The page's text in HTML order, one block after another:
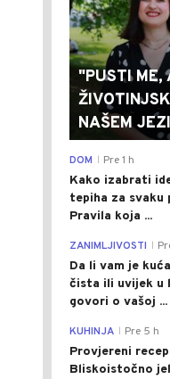
"PUSTI ME,
NAŠEM
DOM Pre 1 h
Kako izabrati
tepiha za svaku
Pravila koja ...
ZANIMLJIVOSTI
Da li vam je
čista ili uvijek u
govori o vašoj ...
KUHINJA Pre 5 h
Provjereni
Bliskoistočno